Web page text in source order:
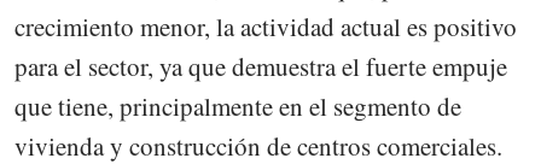
crecimiento menor, la actividad actual es positivo
para el sector, ya que demuestra el fuerte empuje
que tiene, principalmente en el segmento de
vivienda y construcción de centros comerciales.